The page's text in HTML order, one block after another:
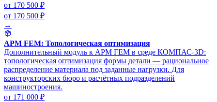
от 170 500 ₽
от 170 500 ₽
→
APM FEM: Топологическая оптимизация
Дополнительный модуль к APM FEM в среде КОМПАС-3D:
топологическая оптимизация формы детали — рациональное
распределение материала под заданные нагрузки. Для
конструкторских бюро и расчётных подразделений
машиностроения.
от 171 000 ₽